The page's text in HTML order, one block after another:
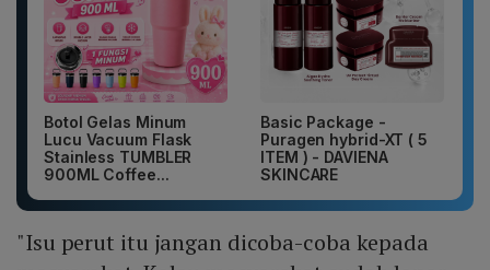
Botol Gelas Minum
Lucu Vacuum Flask
Stainless TUMBLER
900ML Coffee...
Basic Package -
Puragen hybrid-XT ( 5
ITEM ) - DAVIENA
SKINCARE
"Isu perut itu jangan dicoba-coba kepada